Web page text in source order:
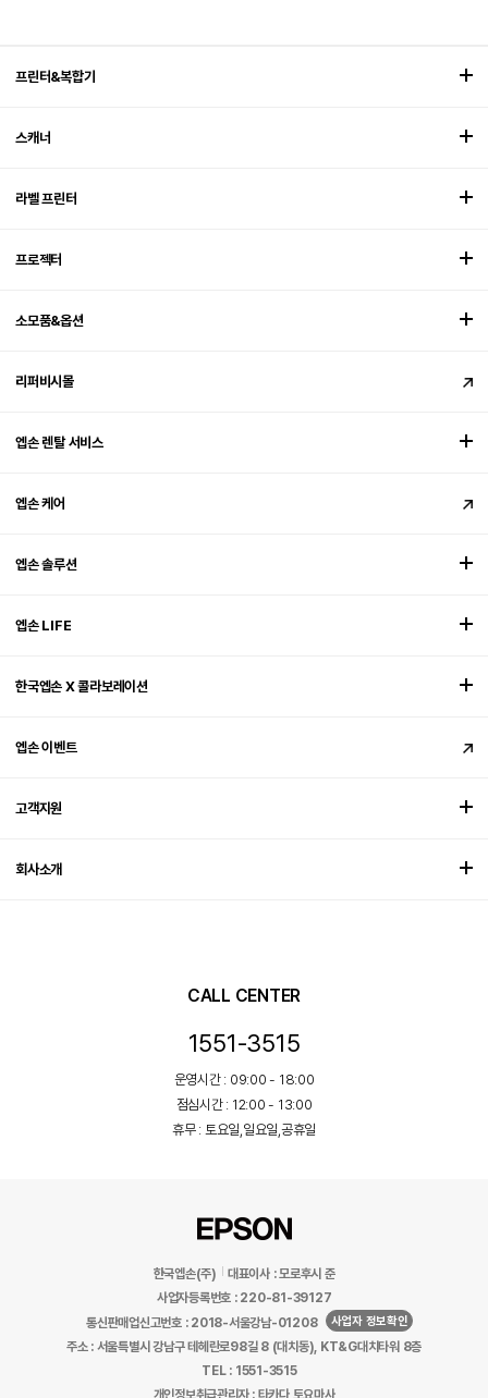
프린터&복합기
스캐너
라벨 프린터
프로젝터
소모품&옵션
리퍼비시몰
엡손 렌탈 서비스
엡손 케어
엡손 솔루션
엡손 LIFE
한국엡손 X 콜라보레이션
엡손 이벤트
고객지원
회사소개
CALL CENTER
1551-3515
운영시간 : 09:00 - 18:00
점심시간 : 12:00 - 13:00
휴무 : 토요일,일요일,공휴일
한국엡손(주)
대표이사 : 모로후시 준
사업자등록번호 : 220-81-39127
통신판매업신고번호 : 2018-서울강남-01208
사업자 정보확인
주소 : 서울특별시 강남구 테헤란로98길 8 (대치동), KT&G대치타워 8층
TEL : 1551-3515
개인정보취급관리자 : 타카다 토요마사